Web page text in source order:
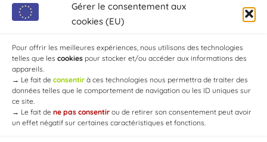
Gérer le consentement aux
cookies (EU)
Pour offrir les meilleures expériences, nous utilisons des technologies
telles que les cookies pour stocker et/ou accéder aux informations des
appareils.
→ Le fait de consentir à ces technologies nous permettra de traiter des
données telles que le comportement de navigation ou les ID uniques sur
ce site.
→ Le fait de ne pas consentir ou de retirer son consentement peut avoir
un effet négatif sur certaines caractéristiques et fonctions.